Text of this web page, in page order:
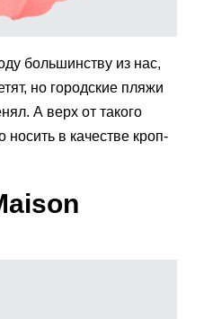
большинству из нас,
но городские пляжи
А верх от такого
в качестве кроп-